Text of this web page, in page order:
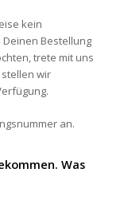
kein
Bestellung
trete mit uns
wir
an.
Was